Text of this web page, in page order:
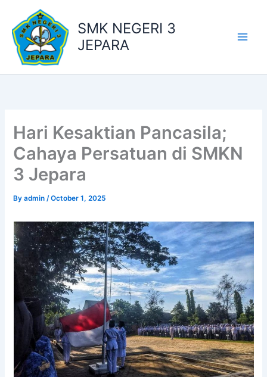
content
SMK NEGERI 3
JEPARA
Hari Kesaktian Pancasila;
Cahaya Persatuan di SMKN
3 Jepara
Byadmin/October 1, 2025